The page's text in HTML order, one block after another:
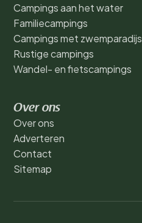
Campings aan het water
Familiecampings
Campings met zwemparadijs
Rustige campings
Wandel- en fietscampings
Over ons
Over ons
Adverteren
Contact
Sitemap